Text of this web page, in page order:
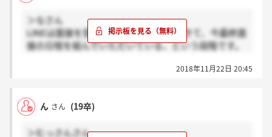
＞なさん
LINEは面接を受けた30分後には電話がきて、今最終面
接の日程を組んでいただいている、という段階です。
面接なのですが、他に同じ状況の方いらっしゃいます
たので、驚いています。
2018年11月22日 20:45
ん さん (19卒)
＞むっさんさん